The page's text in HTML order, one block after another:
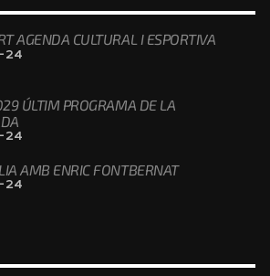
AGENDA CULTURAL I ESPORTIVA
24
ÚLTIM PROGRAMA DE LA
24
AMB ENRIC FONTBERNAT
24